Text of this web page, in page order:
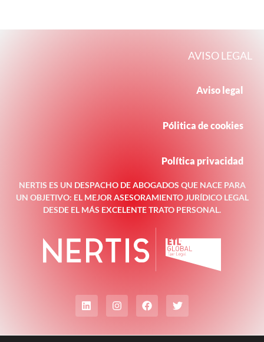
NERTIS ES UN DESPACHO DE ABOGADOS QUE NACE PARA
UN OBJETIVO: EL MEJOR ASESORAMIENTO JURÍDICO LEGAL
DESDE EL MÁS EXCELENTE TRATO PERSONAL.
AVISO LEGAL
Aviso legal
Pólitica de cookies
Política privacidad